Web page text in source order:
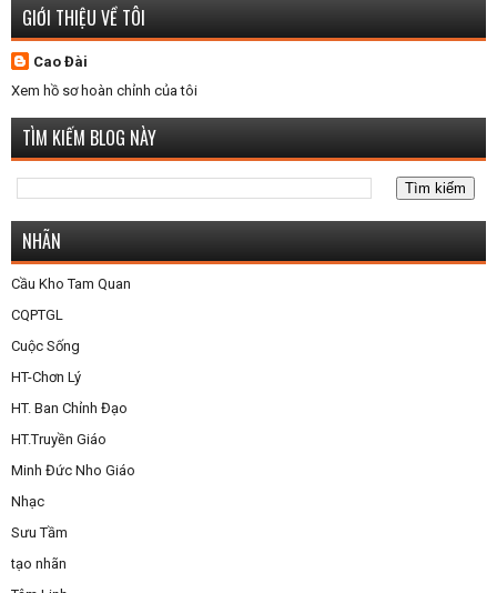
GIỚI THIỆU VỀ TÔI
Cao Đài
Xem hồ sơ hoàn chỉnh của tôi
TÌM KIẾM BLOG NÀY
NHÃN
Cầu Kho Tam Quan
CQPTGL
Cuộc Sống
HT-Chơn Lý
HT. Ban Chỉnh Đạo
HT.Truyền Giáo
Minh Đức Nho Giáo
Nhạc
Sưu Tầm
tạo nhãn